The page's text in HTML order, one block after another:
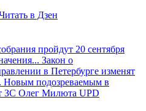
в Дзен
пройдут 20 сентября
Закон о
в Петербурге изменят
Новым подозреваемым в
ЗС Олег Милюта UPD